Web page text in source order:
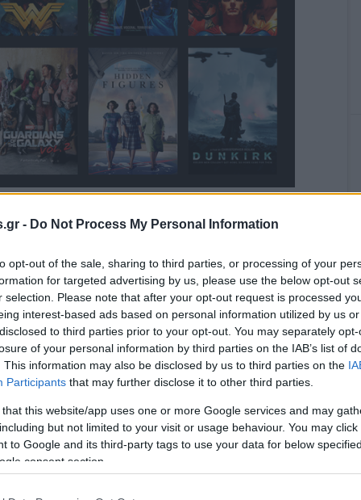
- Do Not Process My Personal Information
opt-out of the sale, sharing to third parties, or processing of your
for targeted advertising by us, please use the below opt-out
selection. Please note that after your opt-out request is processed
interest-based ads based on personal information utilized by us
to third parties prior to your opt-out. You may separately
of your personal information by third parties on the IAB’s list of
This information may also be disclosed by us to third parties on the
Participants that may further disclose it to other third parties.
this website/app uses one or more Google services and may
but not limited to your visit or usage behaviour. You may
to Google and its third-party tags to use your data for below
consent section.
των προγραμμάτων του Netflix στην Ελλάδα
γίνεται κατά κύριο λόγο στην παραδοσιακή
, ΤΗΛΕΟΡΑΣΗ
, NETFLIX , PEAKY BLINDERS